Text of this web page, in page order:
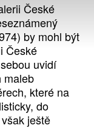
České
by mohl být
České
uvidí
maleb
které na
do
ještě